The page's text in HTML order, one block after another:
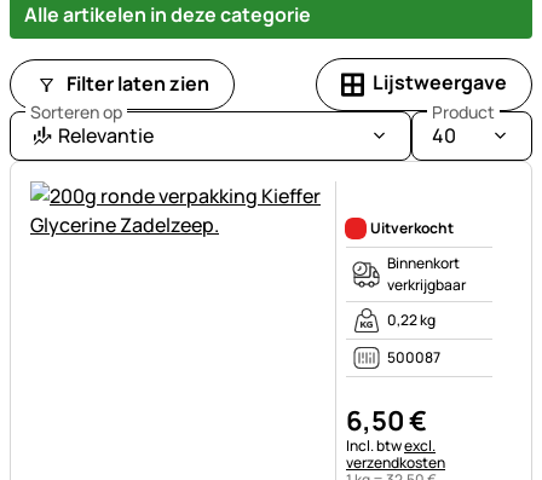
Alle artikelen in deze categorie
Filter laten zien Lijstweergave
Sorteren op
Relevantie
Product
40
Uitverkocht
Binnenkort
verkrijgbaar
0,22 kg
500087
6,50€
Belastinginformatie:
Incl. btwexcl.
verzendkosten